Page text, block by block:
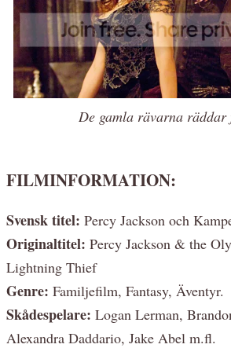
De gamla rävarna räddar
FILMINFORMATION:
Svensk titel: Percy Jackson och
Originaltitel: Percy Jackson & the
Lightning Thief
Genre: Familjefilm, Fantasy, Äventyr.
Skådespelare: Logan Lerman,
Alexandra Daddario, Jake Abel m.fl.